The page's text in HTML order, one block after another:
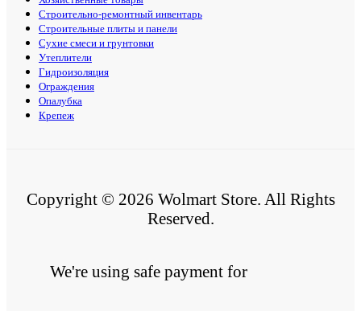
Строительно-ремонтный инвентарь
Строительные плиты и панели
Сухие смеси и грунтовки
Утеплители
Гидроизоляция
Ограждения
Опалубка
Крепеж
Copyright © 2026 Wolmart Store. All Rights
Reserved.
We're using safe payment for